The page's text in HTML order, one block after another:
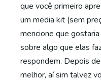
que você primeiro
um media kit (sem
mencione que
sobre algo que elas
respondem. Depois
melhor, aí sim talvez